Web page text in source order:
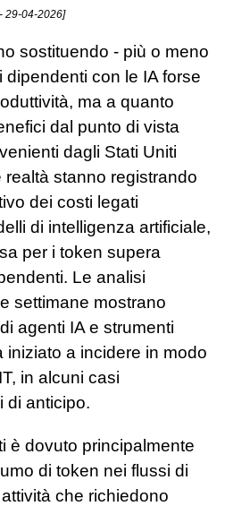
29-04-2026]
sostituendo - più o meno
dipendenti con le IA forse
ma a quanto
dal punto di vista
dagli Stati Uniti
stanno registrando
dei costi legati
di intelligenza artificiale,
per i token supera
Le analisi
settimane mostrano
agenti IA e strumenti
iniziato a incidere in modo
in alcuni casi
di anticipo.
è dovuto principalmente
di token nei flussi di
che richiedono